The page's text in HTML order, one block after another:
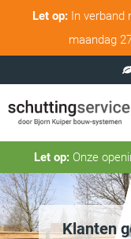
Let op:In verband
maandag
Let op:Onze
Klanten